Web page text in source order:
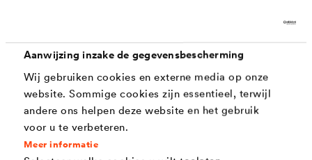
Aanwijzing inzake de gegevensbescherming
Wij gebruiken cookies en externe media op onze
website. Sommige cookies zijn essentieel, terwijl
andere ons helpen deze website en het gebruik
voor u te verbeteren.
Meer informatie
Toepassing
DELTA -EASYFIXX kan aangebracht worden op
isolatiemateriaal zoals EPS, XPS, PIR en PUR, op zachte